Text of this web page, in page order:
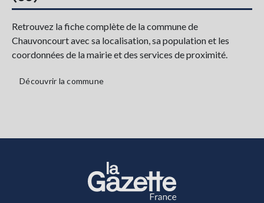
Retrouvez la fiche complète de la commune de
Chauvoncourt avec sa localisation, sa population et les
coordonnées de la mairie et des services de proximité.
Découvrir la commune